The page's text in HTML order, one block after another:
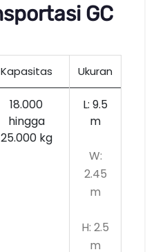
GC
Kapasitas Ukuran
18.000
hingga
25.000 kg
L: 9.5
m
W:
2.45
m
H: 2.5
m